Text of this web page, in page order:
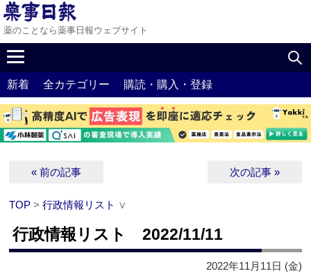
薬のことなら薬事日報ウェブサイト
新着 全カテゴリー 購読・購入・登録
« 前の記事 次の記事 »
TOP >行政情報リスト ∨
行政情報リスト 2022/11/11
2022年11月11日 (金)